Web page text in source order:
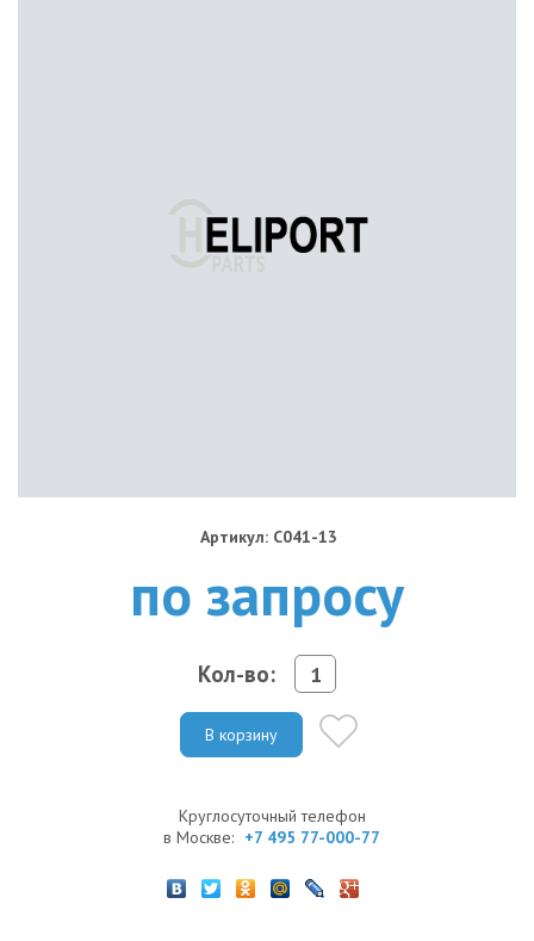
Артикул: C041-13
по запросу
Кол-во:
В корзину
Круглосуточный телефон
в Москве: +7 495 77-000-77